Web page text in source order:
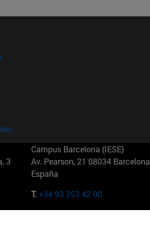
3
Campus Barcelona (IESE)
Av. Pearson, 21 08034 Barcelona
España
T.+34 93 253 42 00